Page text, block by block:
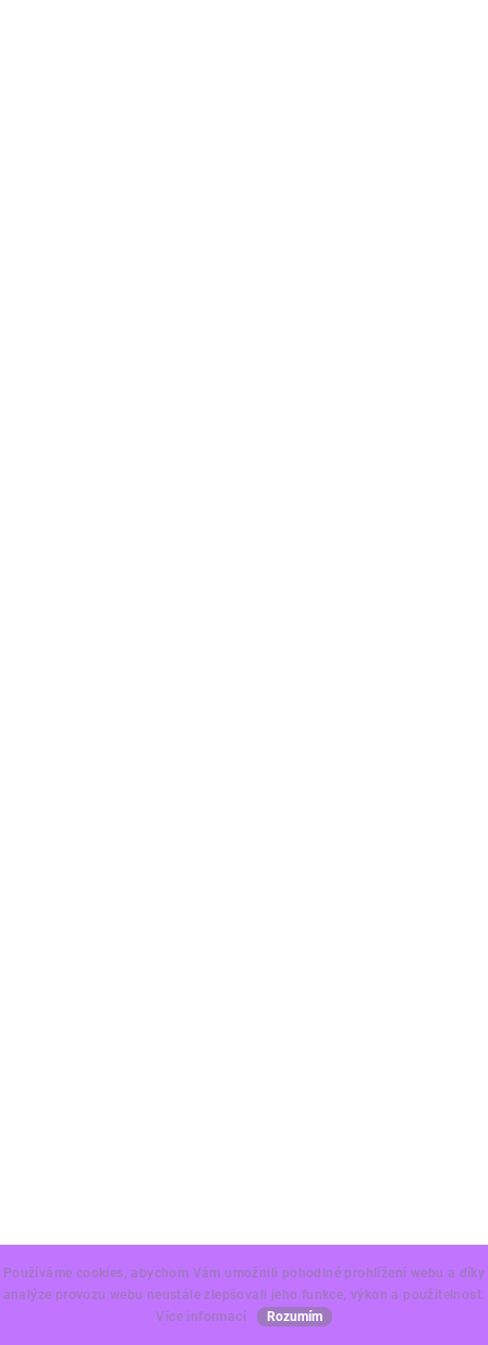
Používáme cookies, abychom Vám umožnili pohodlné prohlížení webu a díky
analýze provozu webu neustále zlepšovali jeho funkce, výkon a použitelnost.
Více informací
Rozumím